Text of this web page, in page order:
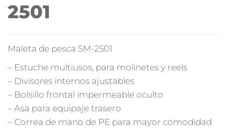
2501
Maleta de pesca SM-2501
– Estuche multiusos, para molinetes y reels
– Divisores internos ajustables
– Bolsillo frontal impermeable oculto
– Asa para equipaje trasero
– Correa de mano de PE para mayor comodidad